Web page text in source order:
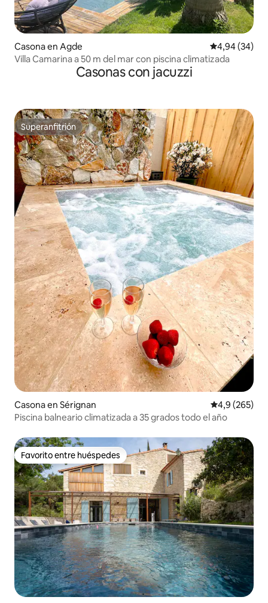
Casona en Agde Calificación
4,94 (34)
Villa Camarina a 50 m del mar con piscina climatizada
Casonas con jacuzzi
Superanfitrión
Superanfitrión
Casona en Sérignan Calificación
4,9 (265)
Piscina balneario climatizada a 35 grados todo el año
Favorito entre huéspedes
Favorito entre huéspedes